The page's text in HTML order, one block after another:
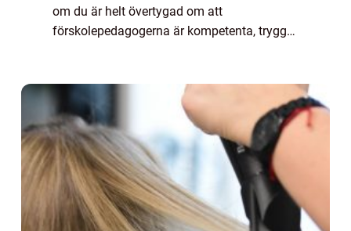
om du är helt övertygad om att
förskolepedagogerna är kompetenta, trygga